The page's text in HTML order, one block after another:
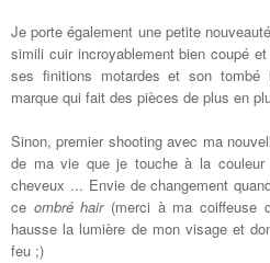
Je porte également une petite
simili cuir incroyablement bien coupé
ses finitions motardes et son
marque qui fait des pièces de plus en
Sinon, premier shooting avec ma
de ma vie que je touche à la couleur
cheveux ... Envie de changement
ce ombré hair(merci à ma coiffeuse
hausse la lumière de mon visage et
feu ;)